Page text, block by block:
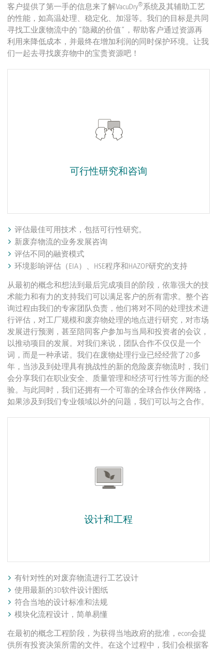
客户提供了第一手的信息来了解VacuDry®系统及其辅助工艺
的性能，如高温处理、稳定化、加湿等。我们的目标是共同
寻找工业废物流中的 “隐藏的价值”，帮助客户通过资源再
利用来降低成本，并最终在增加利润的同时保护环境。让我
们一起去寻找废弃物中的宝贵资源吧！
可行性研究和咨询
评估最佳可用技术，包括可行性研究。
新废弃物流的业务发展咨询
评估不同的融资模式
环境影响评估（EIA）、HSE程序和HAZOP研究的支持
从最初的概念和想法到最后完成项目的阶段，依靠强大的技
术能力和有力的支持我们可以满足客户的所有需求。整个咨
询过程由我们的专家团队负责，他们将对不同的处理技术进
行评估，对工厂规模和废弃物处理的地点进行研究，对市场
发展进行预测，甚至陪同客户参加与当局和投资者的会议，
以推动项目的发展。对我们来说，团队合作不仅仅是一个
词，而是一种承诺。我们在废物处理行业已经经营了20多
年，当涉及到处理具有挑战性的新的危险废弃物流时，我们
会分享我们在职业安全、质量管理和经济可行性等方面的经
验。与此同时，我们还拥有一个可靠的全球合作伙伴网络，
如果涉及到我们专业领域以外的问题，我们可以与之合作。
设计和工程
有针对性的对废弃物流进行工艺设计
使用最新的3D软件设计图纸
符合当地的设计标准和法规
模块化流程设计，简单易懂
在最初的概念工程阶段，为获得当地政府的批准，econ会提
供所有投资决策所需的文件。在这个过程中，我们会根据客